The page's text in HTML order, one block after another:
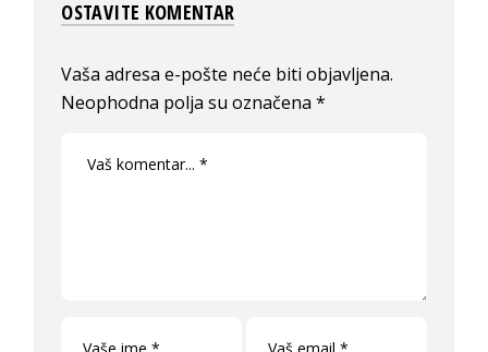
OSTAVITE KOMENTAR
Vaša adresa e-pošte neće biti objavljena.
Neophodna polja su označena*